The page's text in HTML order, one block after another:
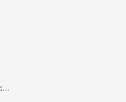
Avast SafePrice |比较、交易、优惠券